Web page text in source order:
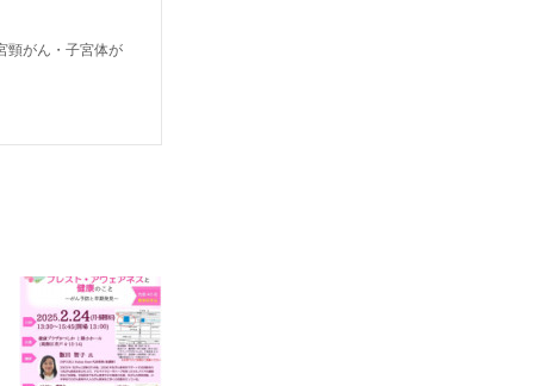
頸がん・子宮体が